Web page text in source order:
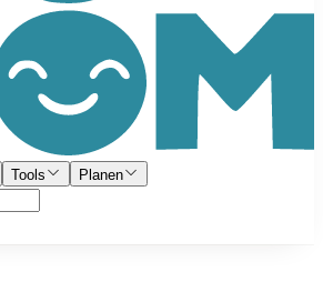
Tools Planen